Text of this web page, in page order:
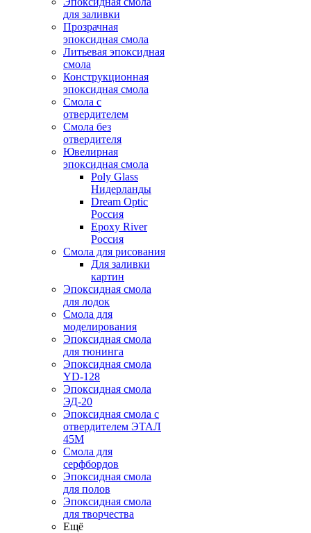
для заливки
Прозрачная
эпоксидная смола
Литьевая эпоксидная
смола
Конструкционная
эпоксидная смола
Смола с
отвердителем
Смола без
отвердителя
Ювелирная
эпоксидная смола
Poly Glass
Нидерланды
Dream Optic
Россия
Epoxy River
Россия
Смола для рисования
Для заливки
картин
Эпоксидная смола
для лодок
Смола для
моделирования
Эпоксидная смола
для тюнинга
Эпоксидная смола
YD-128
Эпоксидная смола
ЭД-20
Эпоксидная смола с
отвердителем ЭТАЛ
45М
Смола для
серфбордов
Эпоксидная смола
для полов
Эпоксидная смола
для творчества
Ещё